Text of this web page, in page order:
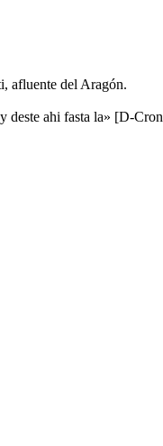
afluente del Aragón.
deste ahi fasta la» [D-